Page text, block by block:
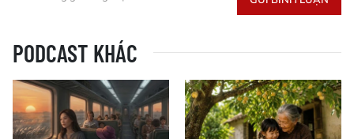
PODCAST KHÁC